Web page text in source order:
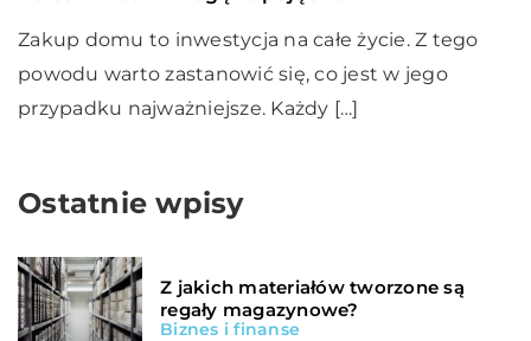
Zakup domu to inwestycja na całe życie. Z tego
powodu warto zastanowić się, co jest w jego
przypadku najważniejsze. Każdy […]
Ostatnie wpisy
Z jakich materiałów tworzone są
regały magazynowe?
Biznes i finanse